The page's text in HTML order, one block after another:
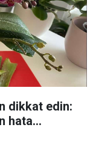
dikkat edin:
hata...